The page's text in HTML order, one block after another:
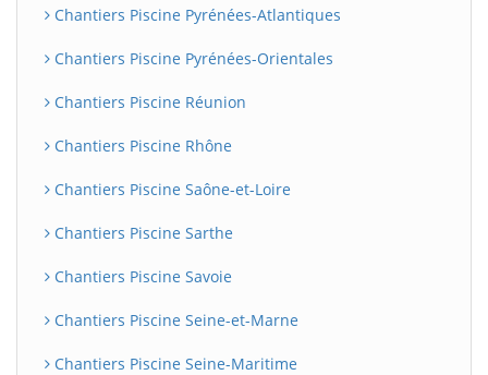
Chantiers Piscine Pyrénées-Atlantiques
Chantiers Piscine Pyrénées-Orientales
Chantiers Piscine Réunion
Chantiers Piscine Rhône
Chantiers Piscine Saône-et-Loire
Chantiers Piscine Sarthe
Chantiers Piscine Savoie
Chantiers Piscine Seine-et-Marne
Chantiers Piscine Seine-Maritime